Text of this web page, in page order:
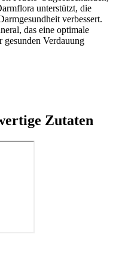
unterstützt, die
verbessert.
das eine optimale
gesunden Verdauung
Zutaten